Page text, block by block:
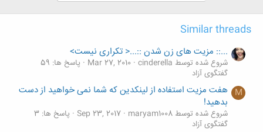
Similar threads
...:: مزیت های زن شدن ::...< تکراری نیست>
شروع شده توسط cinderella Mar 27, 2010
پاسخ ها: 59
گفتگوی آزاد
M هفت مزیت استفاده از لینکدین که شما نمی خواهید از دست
بدهید!
شروع شده توسط maryam1008 Sep 23, 2017 پاسخ ها: 3
گفتگوی آزاد